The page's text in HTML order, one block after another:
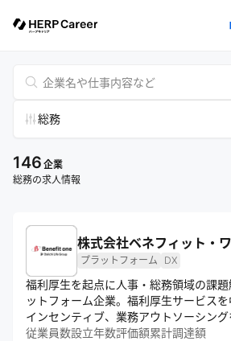
総務
146 企業
総務の求人情報
株式会社ベネフィット・
プラットフォーム DX
福利厚生を起点に人事・総務領域の課
ットフォーム企業。福利厚生サービス
インセンティブ、業務アウトソーシン
データを活用する基盤によりHRDXを推
従業員数設立年数評価額累計調達額